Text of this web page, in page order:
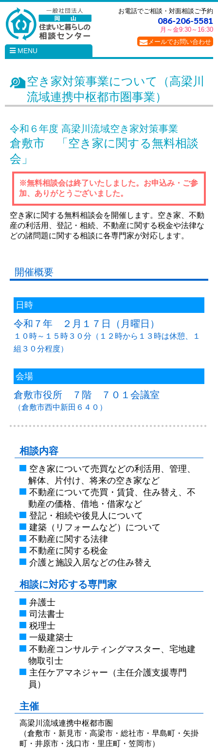
MENU
お電話でご相談・対面相談ご予約
086-206-5581
月～金9:30～16:30
メールでお問い合わせ
空き家対策事業について（高梁川
流域連携中枢都市圏事業）
令和６年度 高梁川流域空き家対策事業
倉敷市 「空き家に関する無料相談
会」
※無料相談会は終了いたしました。お申込み・ご参
加、ありがとうございました。
空き家に関する無料相談会を開催します。空き家、不動
産の利活用、登記・相続、不動産に関する税金や法律な
どの諸問題に関する相談に各専門家が対応します。
開催概要
日時
令和７年 ２月１７日（月曜日）
１０時～１５時３０分（１２時から１３時は休憩、１
組３０分程度）
会場
倉敷市役所 ７階 ７０１会議室
（倉敷市西中新田６４０）
相談内容
空き家について売買などの利活用、管理、
解体、片付け、将来の空き家など
不動産について売買・賃貸、住み替え、不
動産の価格、借地・借家など
登記・相続や後見人について
建築（リフォームなど）について
不動産に関する法律
不動産に関する税金
介護と施設入居などの住み替え
相談に対応する専門家
弁護士
司法書士
税理士
一級建築士
不動産コンサルティングマスター、宅地建
物取引士
主任ケアマネジャー（主任介護支援専門
員）
主催
高梁川流域連携中枢都市圏
（倉敷市・新見市・高梁市・総社市・早島町・矢掛
町・井原市・浅口市・里庄町・笠岡市）